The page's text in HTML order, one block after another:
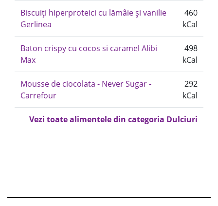
Biscuiți hiperproteici cu lămâie și vanilie
Gerlinea
460
kCal
Baton crispy cu cocos si caramel Alibi
Max
498
kCal
Mousse de ciocolata - Never Sugar -
Carrefour
292
kCal
Vezi toate alimentele din categoria Dulciuri